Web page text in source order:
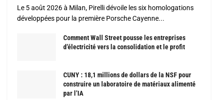
Le 5 août 2026 à Milan, Pirelli dévoile les six homologations
développées pour la première Porsche Cayenne...
Comment Wall Street pousse les entreprises
d’électricité vers la consolidation et le profit
CUNY : 18,1 millions de dollars de la NSF pour
construire un laboratoire de matériaux alimenté
par l’IA